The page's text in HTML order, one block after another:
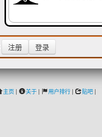
注册 登录
主页 | 关于 | 用户排行 | 贴吧 |